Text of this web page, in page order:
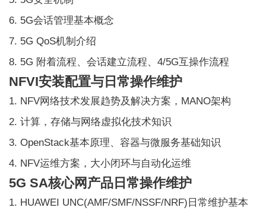
6. 5G会话管理基本概念
7. 5G QoS机制介绍
8. 5G 附着流程、会话建立流程、4/5G互操作流程
NFVI安装配置与日常操作维护
1. NFV网络技术发展趋势及解决方案，MANO架构
2. 计算，存储与网络虚拟化技术知识
3. OpenStack基本原理、容器与微服务基础知识
4. NFV运维方案，大小闭环与自动化运维
5G SA核心网产品日常操作维护
1. HUAWEI UNC(AMF/SMF/NSSF/NRF)日常维护基本